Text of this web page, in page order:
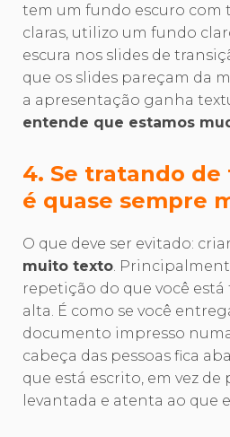
tem um fundo escuro com
claras, utilizo um fundo
escura nos slides de
que os slides pareçam da
a apresentação ganha
entende que estamos
4. Se tratando
é quase sempre
O que deve ser evitado: criar
muito texto.
repetição do que você
alta. É como se você
documento impresso
cabeça das pessoas fica
que está escrito, em vez de
levantada e atenta ao que